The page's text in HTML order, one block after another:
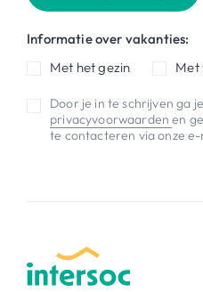
Informatie over vakanties:
Met het gezin
Met
Door je in te schrijven ga
privacyvoorwaardenen
te contacteren via onze